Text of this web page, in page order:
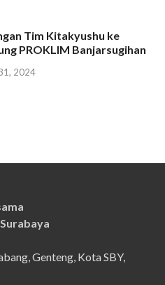
Tim Kitakyushu ke
PROKLIM Banjarsugihan
2024
Genteng, Kota SBY,